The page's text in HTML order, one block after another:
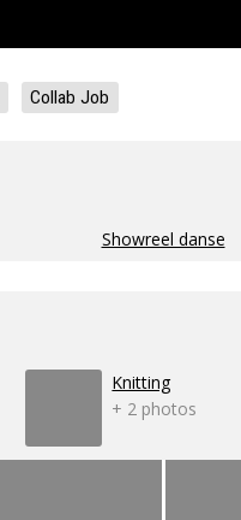
Collab Job
Showreel danse
Knitting
+ 2 photos